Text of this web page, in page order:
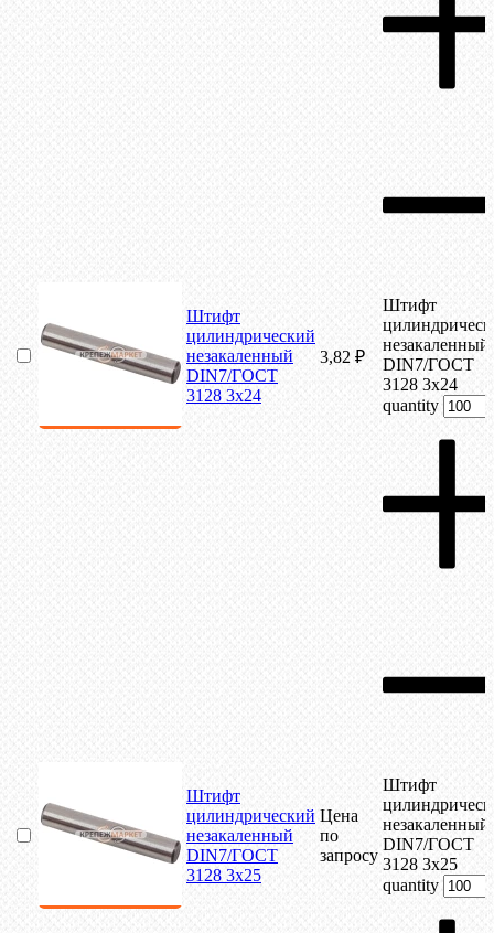
Штифт
цилиндрический
незакаленный
DIN7/ГОСТ
3128 3х24
3,82 ₽
Штифт
незакаленный
DIN7/ГОСТ
3128 3х24
quantity
Штифт
цилиндрический
незакаленный
DIN7/ГОСТ
3128 3х25
Цена
по
запросу
Штифт
незакаленный
DIN7/ГОСТ
3128 3х25
quantity